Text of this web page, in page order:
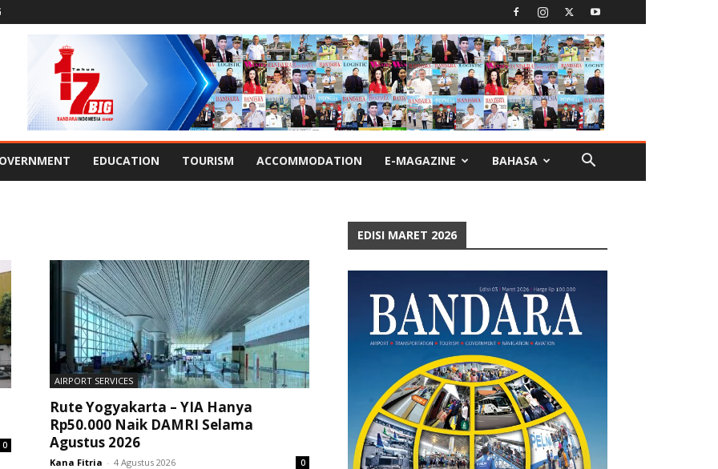
EDUCATION TOURISM ACCOMMODATION E-MAGAZINE BAHASA
0
AIRPORT SERVICES
Rute Yogyakarta – YIA Hanya
Rp50.000 Naik DAMRI Selama
Agustus 2026
Kana Fitria - 4 Agustus 2026 0
EDISI MARET 2026